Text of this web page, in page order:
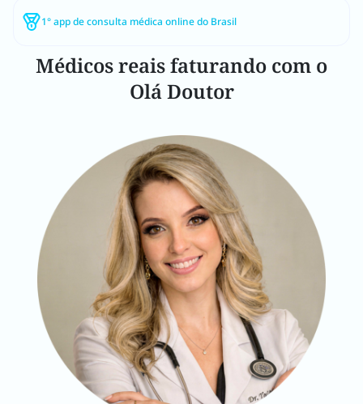
1° app de consulta médica online do Brasil
Médicos reais faturando com o
Olá Doutor